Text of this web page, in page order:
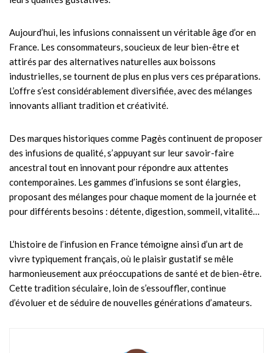
Aujourd’hui, les infusions connaissent un véritable âge d’or en
France. Les consommateurs, soucieux de leur bien-être et
attirés par des alternatives naturelles aux boissons
industrielles, se tournent de plus en plus vers ces préparations.
L’offre s’est considérablement diversifiée, avec des mélanges
innovants alliant tradition et créativité.
Des marques historiques comme Pagès continuent de proposer
des infusions de qualité, s’appuyant sur leur savoir-faire
ancestral tout en innovant pour répondre aux attentes
contemporaines. Les gammes d’infusions se sont élargies,
proposant des mélanges pour chaque moment de la journée et
pour différents besoins : détente, digestion, sommeil, vitalité…
L’histoire de l’infusion en France témoigne ainsi d’un art de
vivre typiquement français, où le plaisir gustatif se mêle
harmonieusement aux préoccupations de santé et de bien-être.
Cette tradition séculaire, loin de s’essouffler, continue
d’évoluer et de séduire de nouvelles générations d’amateurs.